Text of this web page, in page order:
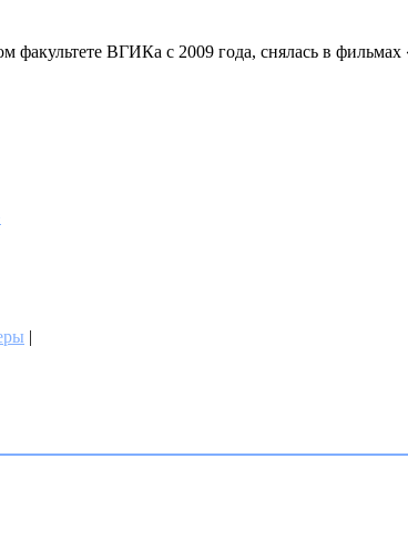
факультете ВГИКа с 2009 года, снялась в
|